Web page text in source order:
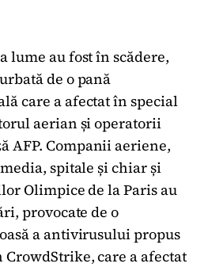
lume au fost în scădere,
de o pană
care a afectat în special
aerian și operatorii
AFP. Companii aeriene,
spitale și chiar și
Olimpice de la Paris au
provocate de o
a antivirusului propus
care a afectat